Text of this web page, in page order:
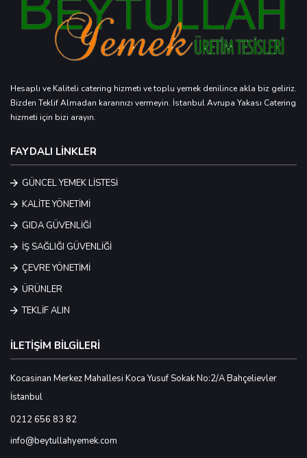
Hesaplı ve Kaliteli catering hizmeti ve toplu yemek denilince akla biz geliriz.
Bizden Teklif Almadan kararınızı vermeyin. İstanbul Avrupa Yakası Catering
hizmeti için bizi arayın.
FAYDALI LİNKLER
GÜNCEL YEMEK LİSTESİ
KALİTE YÖNETİMİ
GIDA GÜVENLİĞİ
İŞ SAĞLIĞI GÜVENLİĞİ
ÇEVRE YÖNETİMİ
ÜRÜNLER
TEKLİF ALIN
İLETİŞİM BİLGİLERİ
Kocasinan Merkez Mahallesi Koca Yusuf Sokak No:2/A Bahçelievler
İstanbul
0212 656 83 82
info@beytullahyemek.com